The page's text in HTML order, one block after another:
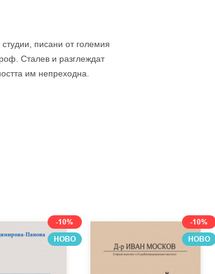
писани от големия
Сталев и разглеждат
им непреходна.
-10%
НОВО
-10%
НОВО